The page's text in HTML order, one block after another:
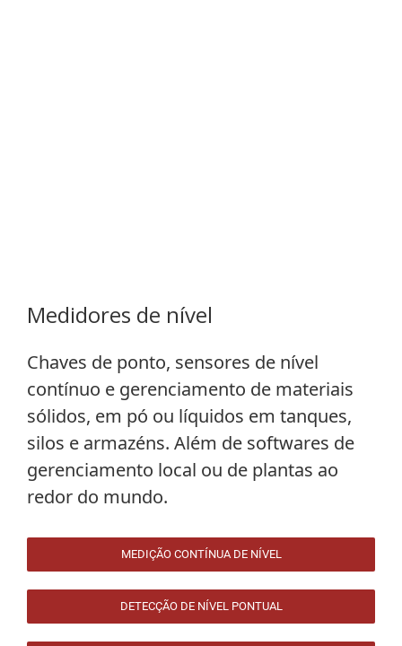
Medidores de nível
Chaves de ponto, sensores de nível
contínuo e gerenciamento de materiais
sólidos, em pó ou líquidos em tanques,
silos e armazéns. Além de softwares de
gerenciamento local ou de plantas ao
redor do mundo.
MEDIÇÃO CONTÍNUA DE NÍVEL
DETECÇÃO DE NÍVEL PONTUAL